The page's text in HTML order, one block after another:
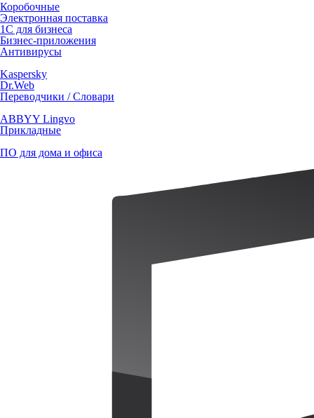
Коробочные
Электронная поставка
1С для бизнеса
Бизнес-приложения
Антивирусы
Kaspersky
Dr.Web
Переводчики / Словари
ABBYY Lingvo
Прикладные
ПО для дома и офиса